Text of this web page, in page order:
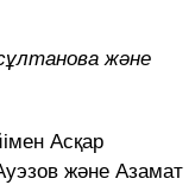
және
Асқар
және Азамат